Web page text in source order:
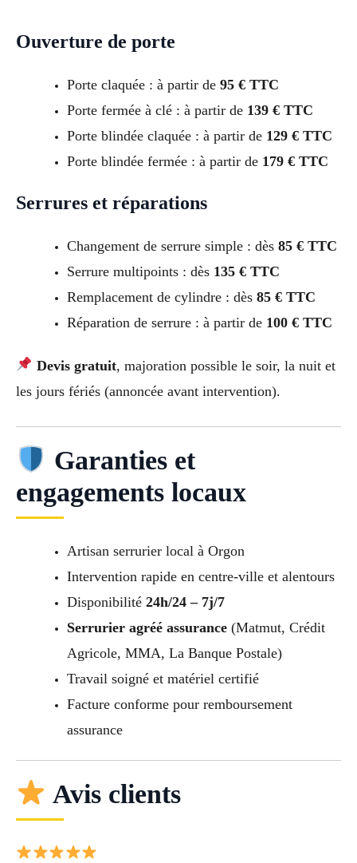
Ouverture de porte
Porte claquée : à partir de 95 € TTC
Porte fermée à clé : à partir de 139 € TTC
Porte blindée claquée : à partir de 129 € TTC
Porte blindée fermée : à partir de 179 € TTC
Serrures et réparations
Changement de serrure simple : dès 85 € TTC
Serrure multipoints : dès 135 € TTC
Remplacement de cylindre : dès 85 € TTC
Réparation de serrure : à partir de 100 € TTC
Devis gratuit, majoration possible le soir, la nuit et
les jours fériés (annoncée avant intervention).
Garanties et
engagements locaux
Artisan serrurier local à Orgon
Intervention rapide en centre-ville et alentours
Disponibilité 24h/24 – 7j/7
Serrurier agréé assurance(Matmut, Crédit
Agricole, MMA, La Banque Postale)
Travail soigné et matériel certifié
Facture conforme pour remboursement
assurance
Avis clients